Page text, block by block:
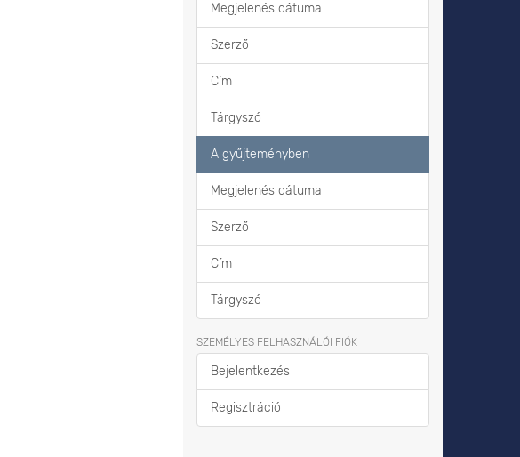
Megjelenés dátuma
Szerző
Cím
Tárgyszó
A gyűjteményben
Megjelenés dátuma
Szerző
Cím
Tárgyszó
SZEMÉLYES FELHASZNÁLÓI FIÓK
Bejelentkezés
Regisztráció